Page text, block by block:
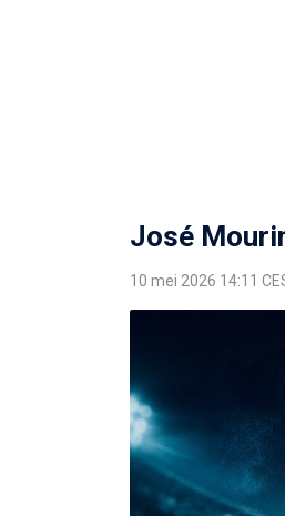
José
10 mei 2026 14:11